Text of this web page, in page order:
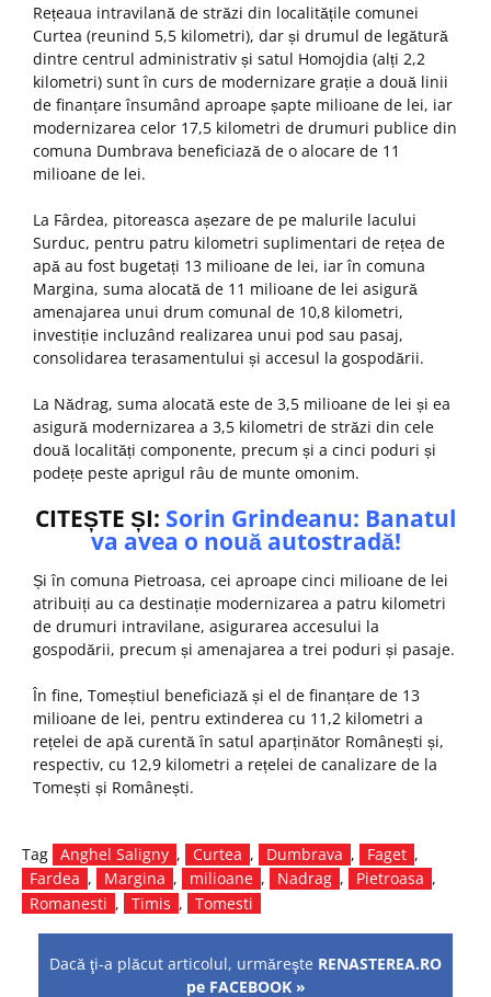
Rețeaua intravilană de străzi din localitățile comunei
Curtea (reunind 5,5 kilometri), dar și drumul de legătură
dintre centrul administrativ și satul Homojdia (alți 2,2
kilometri) sunt în curs de modernizare grație a două linii
de finanțare însumând aproape șapte milioane de lei, iar
modernizarea celor 17,5 kilometri de drumuri publice din
comuna Dumbrava beneficiază de o alocare de 11
milioane de lei.
La Fârdea, pitoreasca așezare de pe malurile lacului
Surduc, pentru patru kilometri suplimentari de rețea de
apă au fost bugetați 13 milioane de lei, iar în comuna
Margina, suma alocată de 11 milioane de lei asigură
amenajarea unui drum comunal de 10,8 kilometri,
investiție incluzând realizarea unui pod sau pasaj,
consolidarea terasamentului și accesul la gospodării.
La Nădrag, suma alocată este de 3,5 milioane de lei și ea
asigură modernizarea a 3,5 kilometri de străzi din cele
două localități componente, precum și a cinci poduri și
podețe peste aprigul râu de munte omonim.
CITEȘTE ȘI: Sorin Grindeanu: Banatul
va avea o nouă autostradă!
Și în comuna Pietroasa, cei aproape cinci milioane de lei
atribuiți au ca destinație modernizarea a patru kilometri
de drumuri intravilane, asigurarea accesului la
gospodării, precum și amenajarea a trei poduri și pasaje.
În fine, Tomeștiul beneficiază și el de finanțare de 13
milioane de lei, pentru extinderea cu 11,2 kilometri a
rețelei de apă curentă în satul aparținător Românești și,
respectiv, cu 12,9 kilometri a rețelei de canalizare de la
Tomești și Românești.
Tag Anghel Saligny , Curtea , Dumbrava , Faget ,
Fardea , Margina , milioane , Nadrag , Pietroasa ,
Romanesti , Timis , Tomesti
Dacă ţi-a plăcut articolul, urmăreşte RENASTEREA.RO
pe FACEBOOK »